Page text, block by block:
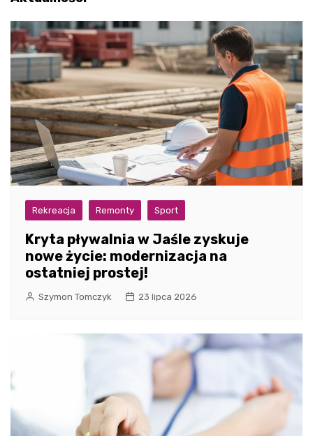
Rekreacja Remonty Sport
Kryta pływalnia w Jaśle zyskuje
nowe życie: modernizacja na
ostatniej prostej!
Szymon Tomczyk 23 lipca 2026